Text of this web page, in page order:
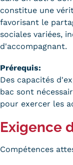
constitue une
favorisant le
sociales variées,
d'accompagnant.
Prérequis:
Des capacités
bac sont
pour exercer les
Exigence
Compétences